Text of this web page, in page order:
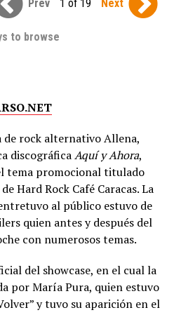
Prev 1 of 19 Next
to browse
de rock alternativo Allena,
discográficaAquí y Ahora,
tema promocional titulado
Hard Rock Café Caracas. La
al público estuvo de
quien antes y después del
con numerosos temas.
del showcase, en el cual la
por María Pura, quien estuvo
y tuvo su aparición en el